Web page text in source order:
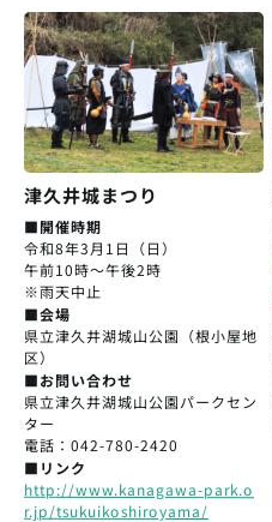
津久井城まつり
■開催時期
令和8年3月1日（日）
午前10時～午後2時
※雨天中止
■会場
県立津久井湖城山公園（根小屋地
区）
■お問い合わせ
県立津久井湖城山公園パークセン
ター
電話：042-780-2420
■リンク
http://www.kanagawa-park.o
r.jp/tsukuikoshiroyama/